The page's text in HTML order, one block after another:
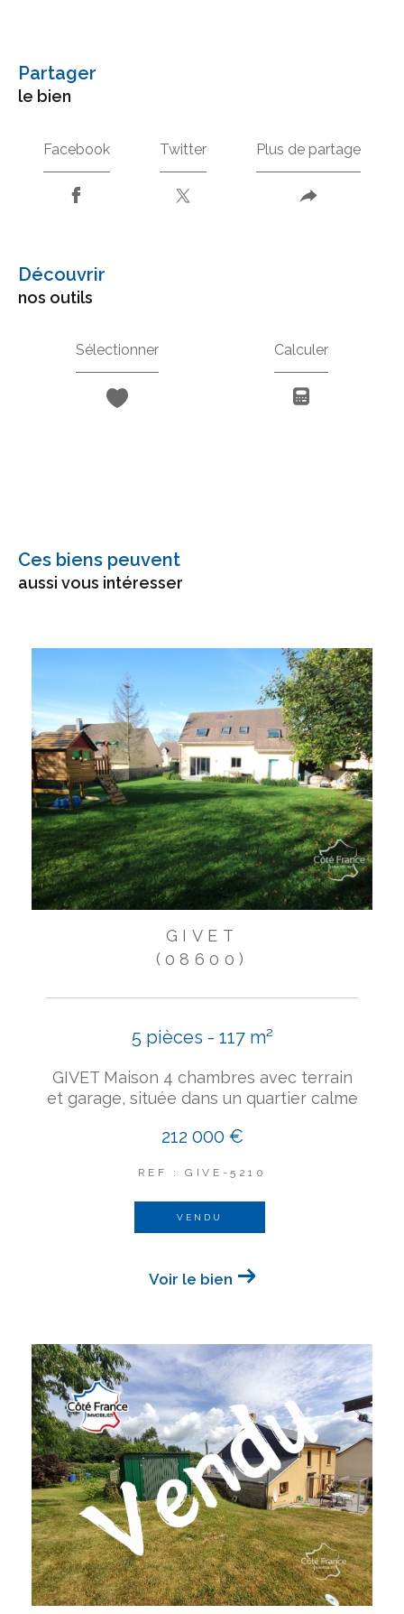
partager
le bien
Facebook Twitter Plus de partage
découvrir
nos outils
Sélectionner Calculer
Ces biens peuvent
aussi vous intéresser
GIVET
(08600)
5 pièces - 117 m²
GIVET Maison 4 chambres avec terrain
et garage, située dans un quartier calme
212 000 €
REF : GIVE-5210
VENDU
Voir le bien